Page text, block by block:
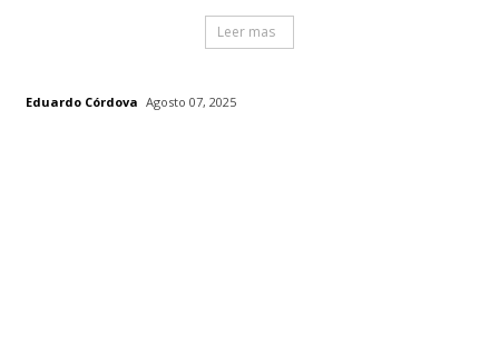
Leer mas
Eduardo Córdova Agosto 07, 2025